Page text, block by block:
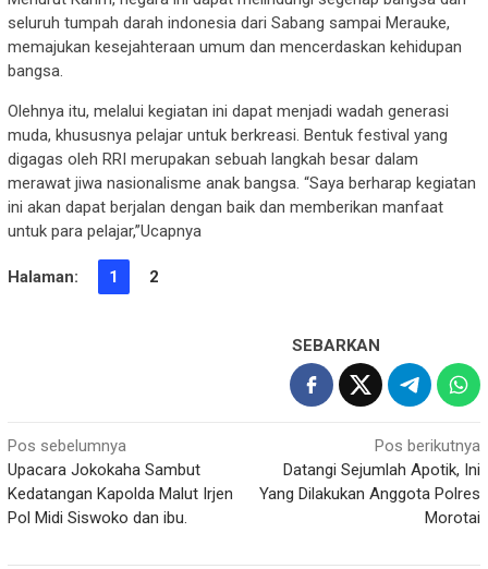
seluruh tumpah darah indonesia dari Sabang sampai Merauke,
memajukan kesejahteraan umum dan mencerdaskan kehidupan
bangsa.
Olehnya itu, melalui kegiatan ini dapat menjadi wadah generasi
muda, khususnya pelajar untuk berkreasi. Bentuk festival yang
digagas oleh RRI merupakan sebuah langkah besar dalam
merawat jiwa nasionalisme anak bangsa. “Saya berharap kegiatan
ini akan dapat berjalan dengan baik dan memberikan manfaat
untuk para pelajar,”Ucapnya
Halaman: 1 2
SEBARKAN
Navigasi
pos
Pos sebelumnya
Upacara Jokokaha Sambut
Kedatangan Kapolda Malut Irjen
Pol Midi Siswoko dan ibu.
Pos berikutnya
Datangi Sejumlah Apotik, Ini
Yang Dilakukan Anggota Polres
Morotai